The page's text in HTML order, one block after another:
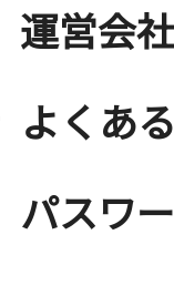
運営会社
よくあ
パスワ